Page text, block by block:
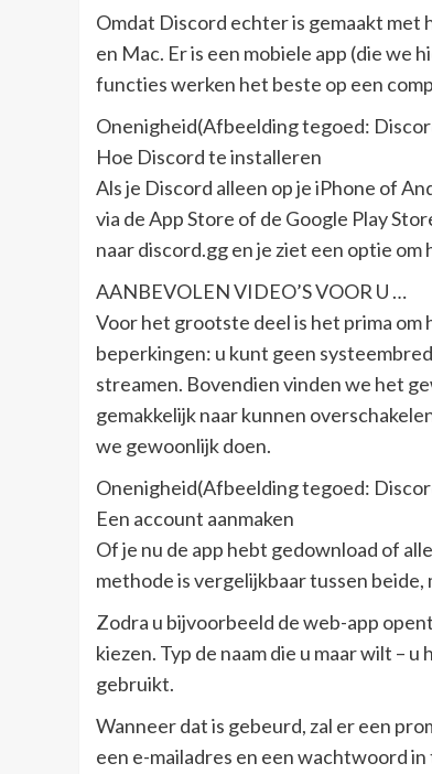
Omdat Discord echter is gemaakt met
en Mac. Er is een mobiele app (die we
functies werken het beste op een
Onenigheid(Afbeelding tegoed:
Hoe Discord te installeren
Als je Discord alleen op je iPhone of
via de App Store of de Google Play
naar discord.gg en je ziet een optie
AANBEVOLEN VIDEO’S VOOR U …
Voor het grootste deel is het prima
beperkingen: u kunt geen
streamen. Bovendien vinden we het
gemakkelijk naar kunnen
we gewoonlijk doen.
Onenigheid(Afbeelding tegoed:
Een account aanmaken
Of je nu de app hebt gedownload of
methode is vergelijkbaar tussen
Zodra u bijvoorbeeld de web-app
kiezen. Typ de naam die u maar wilt –
gebruikt.
Wanneer dat is gebeurd, zal er een
een e-mailadres en een wachtwoord